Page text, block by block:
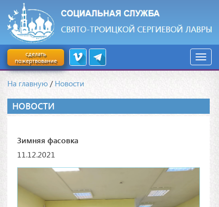
сделать
пожертвование
На главную /Новости
НОВОСТИ
Зимняя фасовка
11.12.2021